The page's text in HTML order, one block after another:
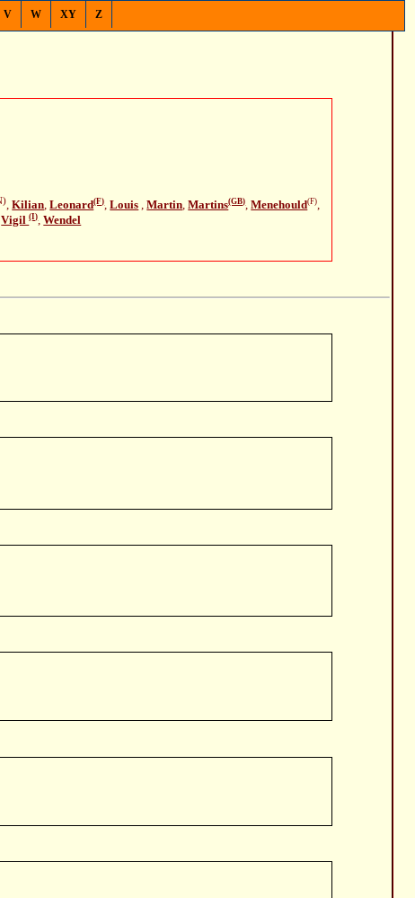
V W XY Z
,Kilian,Leonard(F),Louis ,Martin,Martins(GB),Menehould(F),
Vigil(I),Wendel